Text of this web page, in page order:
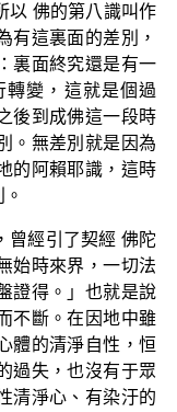
以 佛的第八識叫作
有這裏面的差別，
裏面終究還是有一
變，這就是個過
後到成佛這一段時
。無差別就是因為
的阿賴耶識，這時
曾經引了契經 佛陀
始時來界，一切法
證得。」也就是說
不斷。在因地中雖
體的清淨自性，恒
過失，也沒有于眾
清淨心、有染汙的